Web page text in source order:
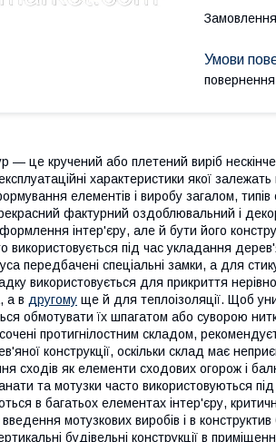
— це кручений або плетений виріб
характеристики якої
елементів і виробу загалом,
фактурний оздоблювальний і
інтер'єру, але й бути його
використовується під час укладання
передбачені спеціальні замки, а для
використовується для прикриття
а в другому ще й для теплоізоляції. Щоб
обмотувати їх шпагатом або суворою
протигнілостним складом,
конструкції, оскільки склад має
сходів як елементи сходових огорож і
та мотузки часто використовуються
в багатьох елементах інтер'єру,
мотузкових виробів і в
будівельні конструкції в